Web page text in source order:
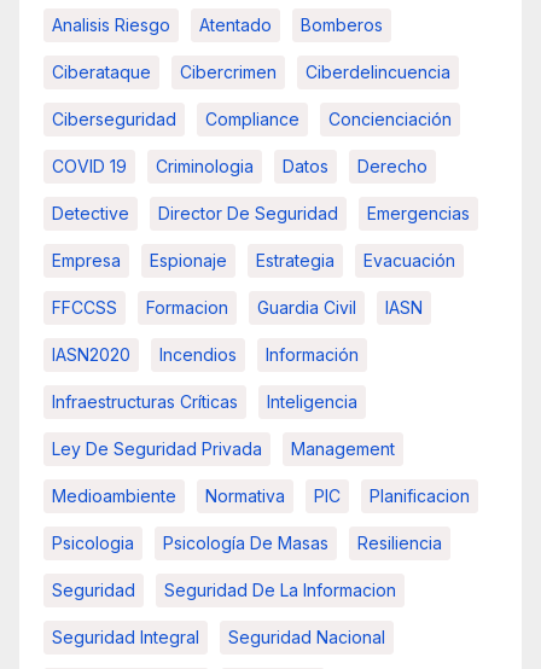
Analisis Riesgo Atentado Bomberos
Ciberataque Cibercrimen Ciberdelincuencia
Ciberseguridad Compliance Concienciación
COVID 19 Criminologia Datos Derecho
Detective Director De Seguridad Emergencias
Empresa Espionaje Estrategia Evacuación
FFCCSS Formacion Guardia Civil IASN
IASN2020 Incendios Información
Infraestructuras Críticas Inteligencia
Ley De Seguridad Privada Management
Medioambiente Normativa PIC Planificacion
Psicologia Psicología De Masas Resiliencia
Seguridad Seguridad De La Informacion
Seguridad Integral Seguridad Nacional